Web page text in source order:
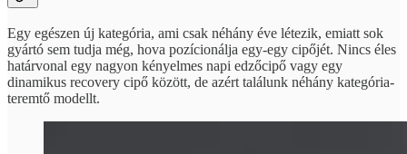
Egy egészen új kategória, ami csak néhány éve létezik, emiatt sok
gyártó sem tudja még, hova pozícionálja egy-egy cipőjét. Nincs éles
határvonal egy nagyon kényelmes napi edzőcipő vagy egy
dinamikus recovery cipő között, de azért találunk néhány kategória-
teremtő modellt.